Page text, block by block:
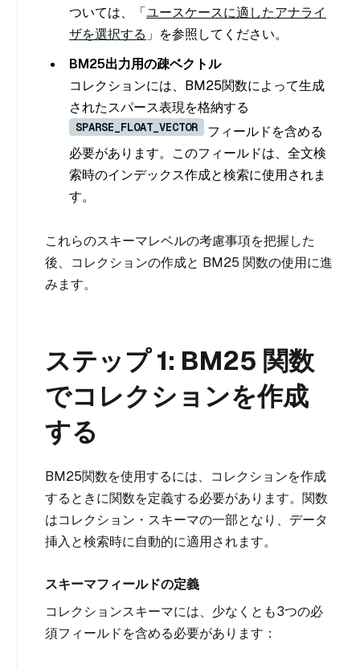
ついては、「ユースケースに適したアナライ
ザを選択する 」を参照してください。
BM25出力用の疎ベクトル
コレクションには、BM25関数によって生成
されたスパース表現を格納する
SPARSE_FLOAT_VECTOR
フィールドを含める
必要があります。このフィールドは、全文検
索時のインデックス作成と検索に使用されま
す。
これらのスキーマレベルの考慮事項を把握した
後、コレクションの作成と BM25 関数の使用に進
みます。
ステップ 1: BM25 関数
でコレクションを作成
する
BM25関数を使用するには、コレクションを作成
するときに関数を定義する必要があります。関数
はコレクション・スキーマの一部となり、データ
挿入と検索時に自動的に適用されます。
スキーマフィールドの定義
コレクションスキーマには、少なくとも3つの必
須フィールドを含める必要があります：